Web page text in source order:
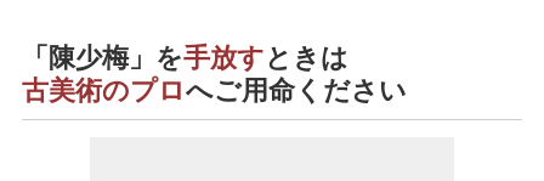
「陳少梅」を手放すときは
古美術のプロへご用命ください